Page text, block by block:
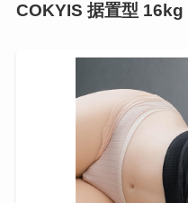
COKYIS 据置型 16kg